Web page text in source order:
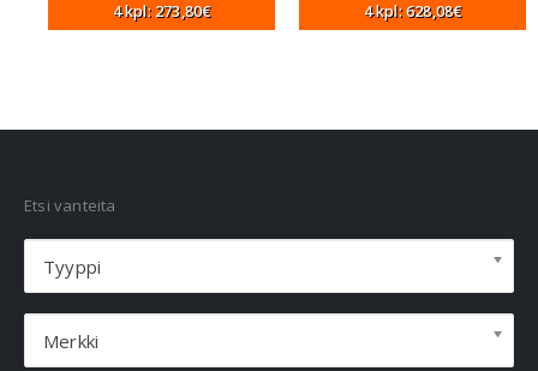
4 kpl: 273,80€ 4 kpl: 628,08€
Etsi vanteita
Tyyppi
Merkki